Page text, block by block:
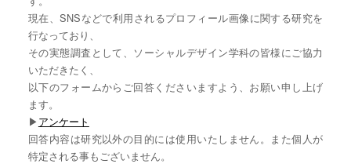
現在、SNSなどで利用されるプロフィール画像に関する研究を
行なっており、
その実態調査として、ソーシャルデザイン学科の皆様にご協力
いただきたく、
以下のフォームからご回答くださいますよう、お願い申し上げ
ます。
▶︎アンケート
回答内容は研究以外の目的には使用いたしません。また個人が
特定される事もございません。